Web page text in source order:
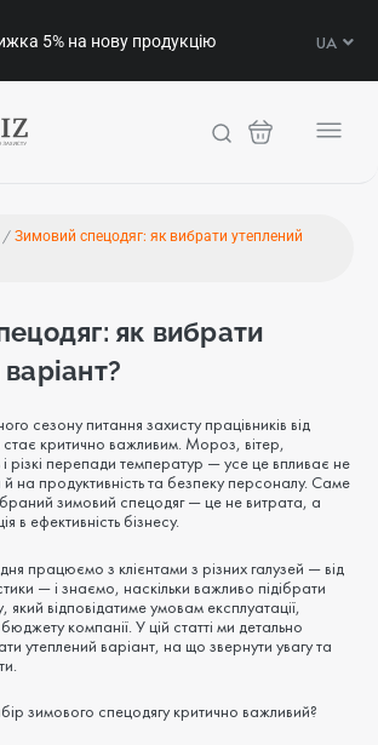
5% на нову продукцію UA
EN
/ Зимовий спецодяг: як вибрати утеплений
як вибрати
сезону питання захисту працівників від
стає критично важливим. Мороз, вітер,
і різкі перепади температур — усе це впливає не
на продуктивність та безпеку персоналу. Саме
зимовий спецодяг — це не витрата, а
в ефективність бізнесу.
працюємо з клієнтами з різних галузей — від
— і знаємо, наскільки важливо підібрати
який відповідатиме умовам експлуатації,
компанії. У цій статті ми детально
утеплений варіант, на що звернути увагу та
зимового спецодягу критично важливий?